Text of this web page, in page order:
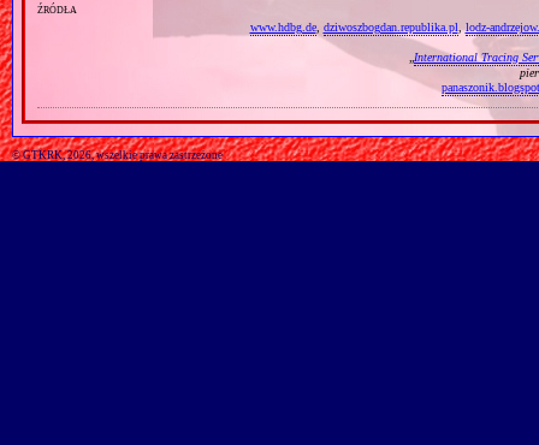
źródła
www.hdbg.de, dziwoszbogdan.republika.pl lodz-
International Tracing
© GTKRK, 2026, wszelkie prawa zastrzeżone